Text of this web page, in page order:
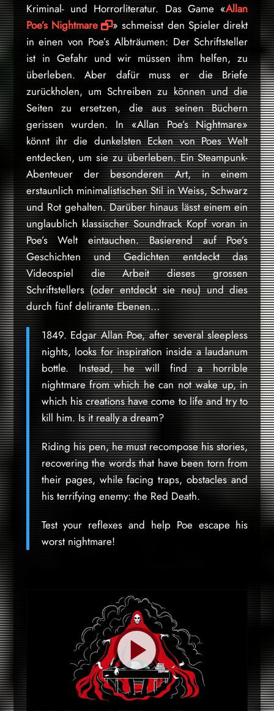
Kriminal- und Horrorliteratur. Das Game «Allan
Poe’s Nightmare
» schmeisst den Spieler direkt
in einen von Poe’s Albträumen: Der Schriftsteller
ist in Gefahr und wir müssen ihm helfen, zu
überleben. Aber dafür muss er die Briefe
zurückholen, um Schreiben zu können und die
Seiten zu ersetzen, die aus seinen Büchern
gerissen wurden. In «Allan Poe’s Nightmare»
könnt ihr die dunkelsten Ecken von Poes Welt
entdecken, um sie zu überleben. Ein Steampunk-
Abenteuer der besonderen Art, in einem
erstaunlich minimalistischen Stil in Weiss, Schwarz
und Rot gehalten. Darüber hinaus lässt einem ein
unglaublich klassischer Soundtrack Kopf voran in
Poe’s Welt eintauchen. Basierend auf Poe’s
Geschichten und Gedichten entdeckt das
Videospiel die Arbeit dieses grossen
Schriftstellers (oder entdeckt sie neu) und dies
durch fünf delirante Ebenen…
1849. Edgar Allan Poe, after several sleepless
nights, looks for inspiration inside a laudanum
bottle. Instead, he will find a horrible
nightmare from which he can not wake up, in
which his creations have come to life and try to
kill him. Is it really a dream?
Riding his pen, he must recompose his stories,
recovering the words that have been torn from
their pages, while facing traps, obstacles and
his terrifying enemy: the Red Death.
Test your reflexes and help Poe escape his
worst nightmare!